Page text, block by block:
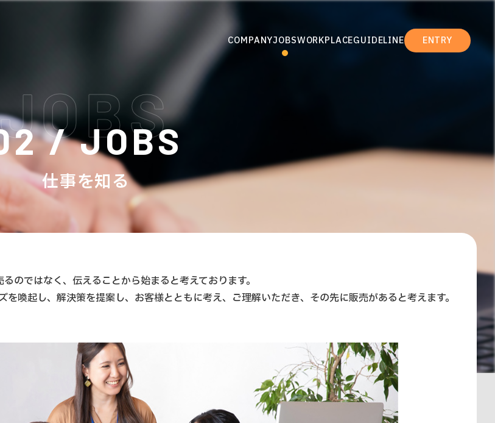
COMPANYJOBSWORKPLACEGUIDELINE ENTRY
/ JOBS
仕事を知る
のではなく、伝えることから始まると考えております。
喚起し、解決策を提案し、お客様とともに考え、ご理解いただき、その先に販売があると考えます。